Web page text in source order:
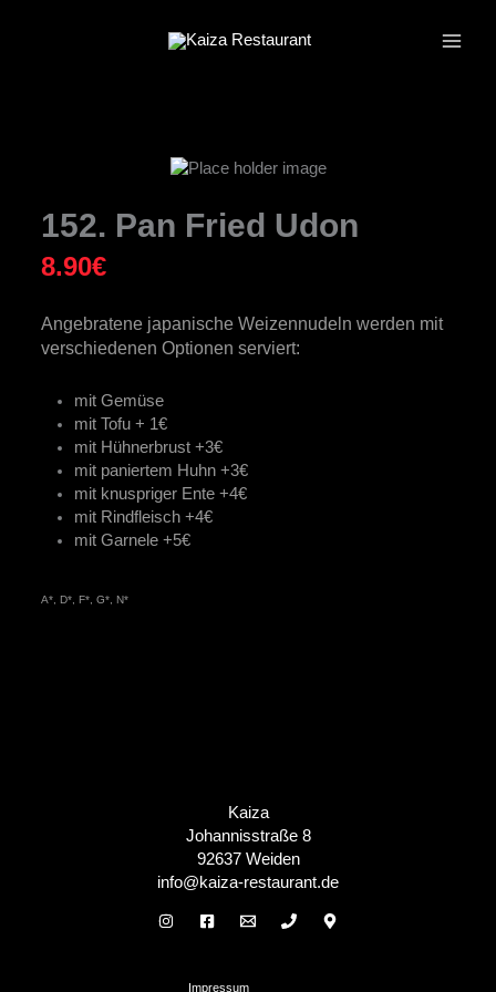
152. Pan Fried Udon
8.90€
Angebratene japanische Weizennudeln werden mit
verschiedenen Optionen serviert:
mit Gemüse
mit Tofu + 1€
mit Hühnerbrust +3€
mit paniertem Huhn +3€
mit knuspriger Ente +4€
mit Rindfleisch +4€
mit Garnele +5€
A*, D*, F*, G*, N*
Kaiza
Johannisstraße 8
92637 Weiden
info@kaiza-restaurant.de
Impressum